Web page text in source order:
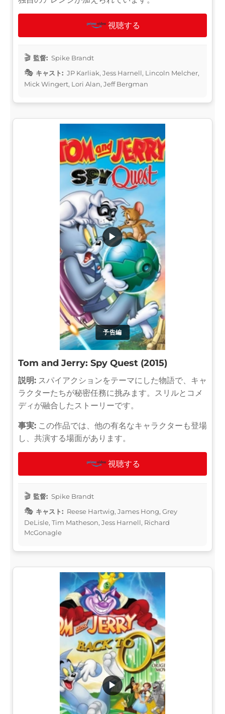
視聴する
監督: Spike Brandt
キャスト: JP Karliak, Jess Harnell, Lincoln Melcher,
Mick Wingert, Lori Alan, Jeff Bergman
予告編
▶
Tom and Jerry: Spy Quest (2015)
説明: スパイアクションをテーマにした物語で、キャ
ラクターたちが秘密任務に挑みます。スリルとコメ
ディが融合したストーリーです。
事実: この作品では、他の有名なキャラクターも登場
し、共演する場面があります。
視聴する
監督: Spike Brandt
キャスト: Reese Hartwig, James Hong, Grey
DeLisle, Tim Matheson, Jess Harnell, Richard
McGonagle
▶